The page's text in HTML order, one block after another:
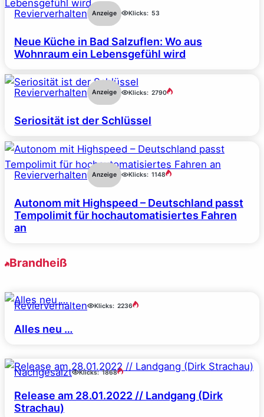
Revierverhalten Anzeige Klicks: 53
Neue Küche in Bad Salzuflen: Wo aus
Wohnraum ein Lebensgefühl wird
Revierverhalten Anzeige Klicks: 2790
Seriosität ist der Schlüssel
Revierverhalten Anzeige Klicks: 1148
Autonom mit Highspeed – Deutschland passt
Tempolimit für hochautomatisiertes Fahren
an
Brandheiß
Revierverhalten Klicks: 2236
Alles neu …
Nachgesalzt Klicks: 1868
Release am 28.01.2022 // Landgang (Dirk
Strachau)